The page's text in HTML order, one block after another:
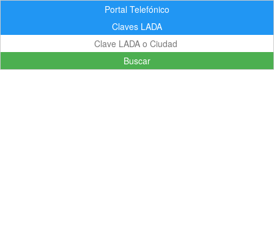
Portal Telefónico
Claves LADA
Buscar